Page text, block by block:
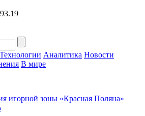
Технологии Аналитика Новости
В мире
игорной зоны «Красная Поляна»